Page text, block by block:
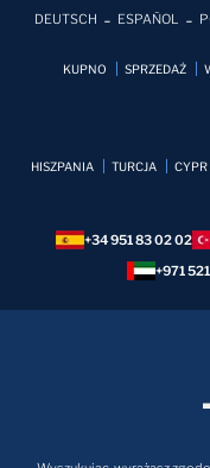
DEUTSCH
ESPAÑOL
KUPNO SPRZEDAŻ
HISZPANIA TURCJA
+34 951 83 02 02
+971